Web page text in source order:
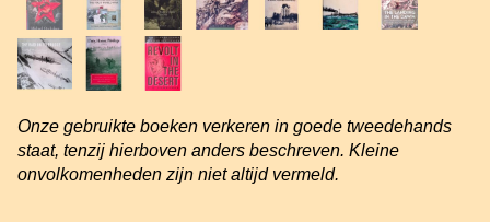
Onze gebruikte boeken verkeren in goede tweedehands
staat, tenzij hierboven anders beschreven. Kleine
onvolkomenheden zijn niet altijd vermeld.